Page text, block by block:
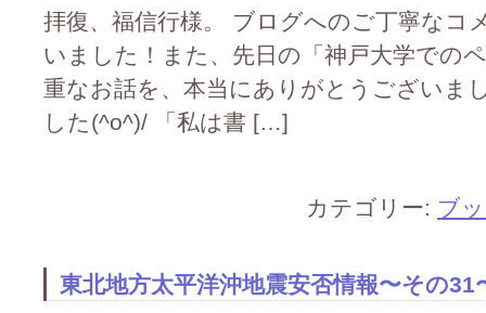
拝復、福信行様。 ブログへのご丁寧なコ
いました！また、先日の「神戸大学での
重なお話を、本当にありがとうございま
した(^o^)/ 「私は書 […]
カテゴリー: ブ
東北地方太平洋沖地震安否情報〜その31